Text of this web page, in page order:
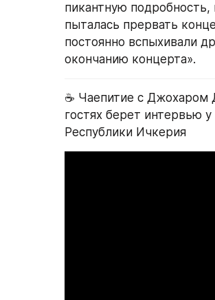
пикантную
пыталась прервать
постоянно вспыхивали
окончанию концерта».
☕️ Чаепитие с Джохаром
гостях берет интервью
Республики Ичкерия